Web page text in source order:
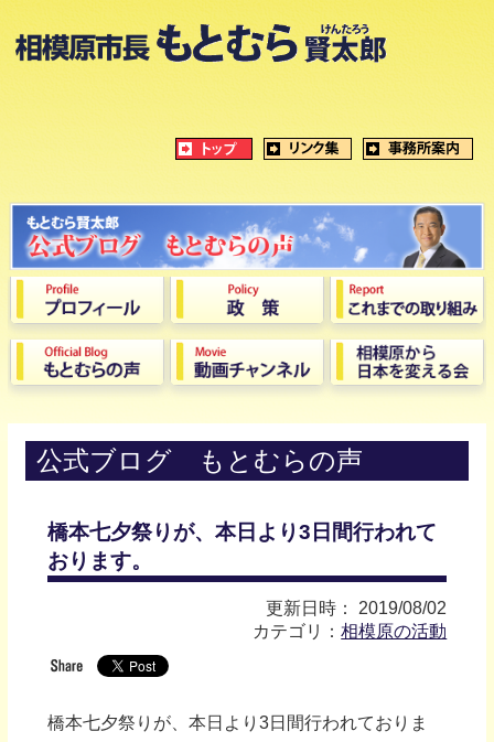
公式ブログ もとむらの声
橋本七夕祭りが、本日より3日間行われて
おります。
更新日時： 2019/08/02
カテゴリ：相模原の活動
橋本七夕祭りが、本日より3日間行われておりま